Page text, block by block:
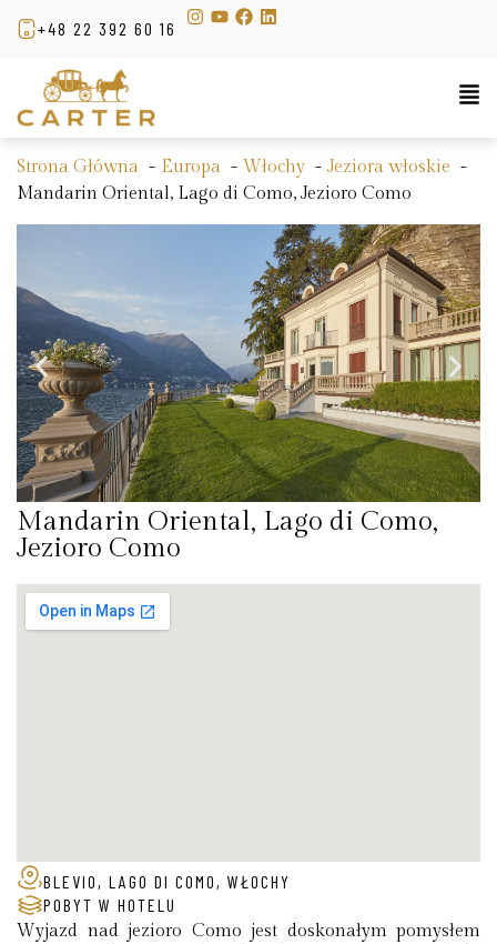
+48 22 392 60 16
Strona Główna Europa Włochy
Jeziora włoskie
Mandarin Oriental, Lago di Como, Jezioro Como
Mandarin Oriental, Lago di Como,
Jezioro Como
BLEVIO, LAGO DI COMO, WŁOCHY
POBYT W HOTELU
Wyjazd nad jezioro Como jest doskonałym pomysłem